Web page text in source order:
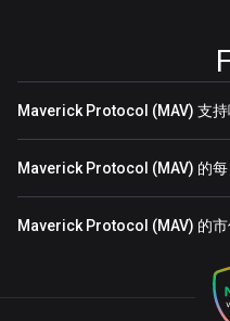
Maverick Protocol (MAV) 支持
Maverick Protocol (MAV) 的每
Maverick Protocol (MAV) 的市